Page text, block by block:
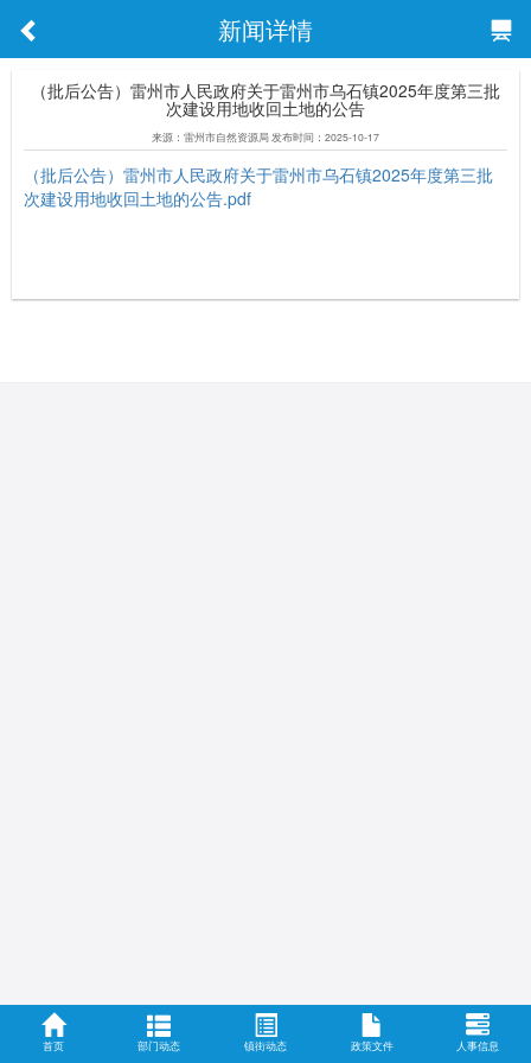
新闻详情
（批后公告）雷州市人民政府关于雷州市乌石镇2025年度第三批
次建设用地收回土地的公告
来源：雷州市自然资源局 发布时间：2025-10-17
（批后公告）雷州市人民政府关于雷州市乌石镇2025年度第三批
次建设用地收回土地的公告.pdf
首页 部门动态 镇街动态 政策文件 人事信息